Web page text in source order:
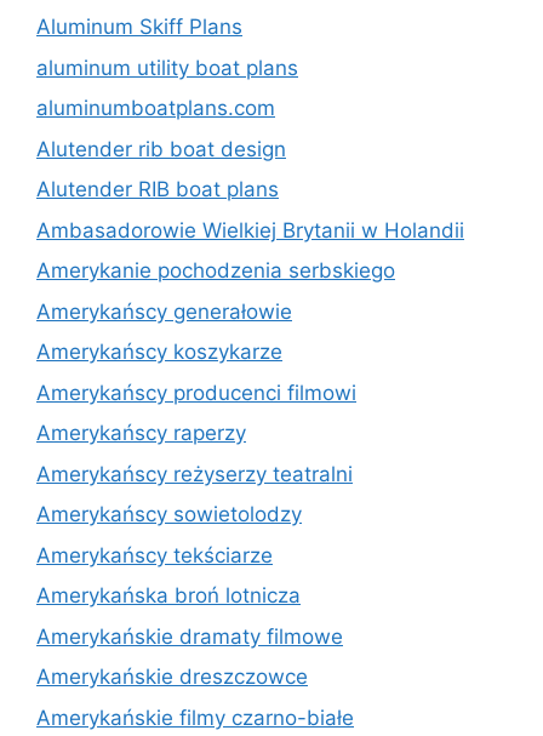
Aluminum Skiff Plans
aluminum utility boat plans
aluminumboatplans.com
Alutender rib boat design
Alutender RIB boat plans
Ambasadorowie Wielkiej Brytanii w Holandii
Amerykanie pochodzenia serbskiego
Amerykańscy generałowie
Amerykańscy koszykarze
Amerykańscy producenci filmowi
Amerykańscy raperzy
Amerykańscy reżyserzy teatralni
Amerykańscy sowietolodzy
Amerykańscy tekściarze
Amerykańska broń lotnicza
Amerykańskie dramaty filmowe
Amerykańskie dreszczowce
Amerykańskie filmy czarno-białe